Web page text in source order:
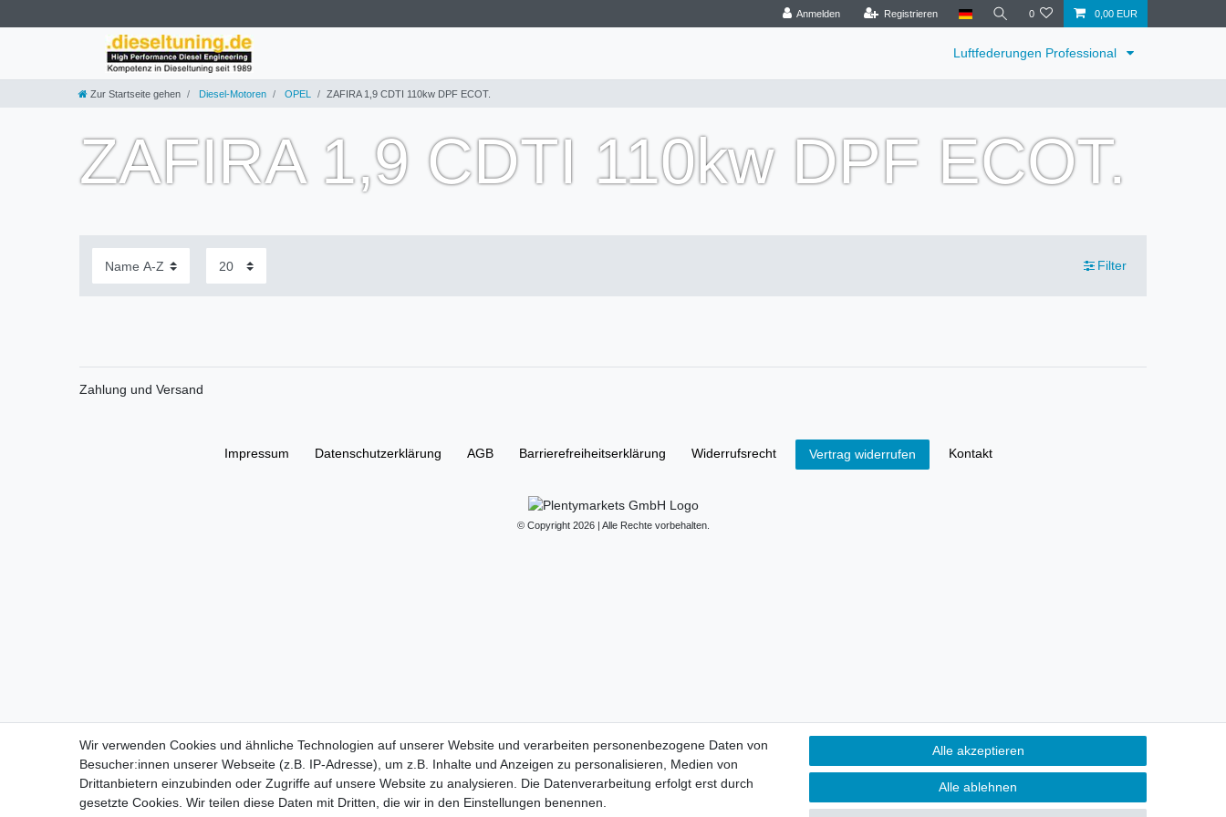
Anmelden Registrieren 0 0,00 EUR
Luftfederungen Professional
Zur Startseite gehen Diesel-Motoren OPEL ZAFIRA 1,9 CDTI 110kw DPF ECOT.
ZAFIRA 1,9 CDTI 110kw DPF ECOT.
Filter
Zahlung und Versand
Impressum Daten­schutz­erklärung AGB Barrierefreiheitserklärung Widerrufs­recht Vertrag widerrufen Kontakt
© Copyright 2026 | Alle Rechte vorbehalten.
Wir verwenden Cookies und ähnliche Technologien auf unserer Website und verarbeiten personenbezogene Daten von
Besucher:innen unserer Webseite (z.B. IP-Adresse), um z.B. Inhalte und Anzeigen zu personalisieren, Medien von
Drittanbietern einzubinden oder Zugriffe auf unsere Website zu analysieren. Die Datenverarbeitung erfolgt erst durch
gesetzte Cookies. Wir teilen diese Daten mit Dritten, die wir in den Einstellungen benennen.
Alle akzeptieren
Alle ablehnen